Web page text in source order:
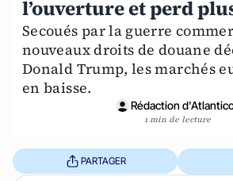
l’ouverture et perd
Secoués par la guerre
nouveaux droits de douane
Donald Trump, les marchés
en baisse.
Rédaction
1 min de lecture
PARTAGER